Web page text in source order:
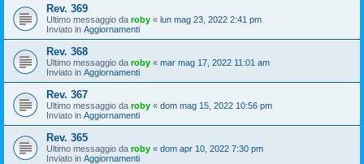
Rev. 369
Ultimo messaggio da roby « lun mag 23, 2022 2:41 pm
Inviato in Aggiornamenti
Rev. 368
Ultimo messaggio da roby « mar mag 17, 2022 11:01 am
Inviato in Aggiornamenti
Rev. 367
Ultimo messaggio da roby « dom mag 15, 2022 10:56 pm
Inviato in Aggiornamenti
Rev. 365
Ultimo messaggio da roby « dom apr 10, 2022 7:30 pm
Inviato in Aggiornamenti